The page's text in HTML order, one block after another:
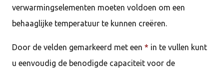
verwarmingselementen moeten voldoen om een
behaaglijke temperatuur te kunnen creëren.
Door de velden gemarkeerd met een * in te vullen kunt
u eenvoudig de benodigde capaciteit voor de